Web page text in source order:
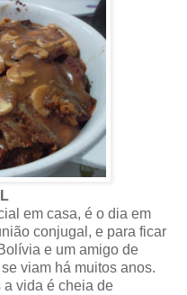
em casa, é o dia em
conjugal, e para ficar
e um amigo de
viam há muitos anos.
a vida é cheia de